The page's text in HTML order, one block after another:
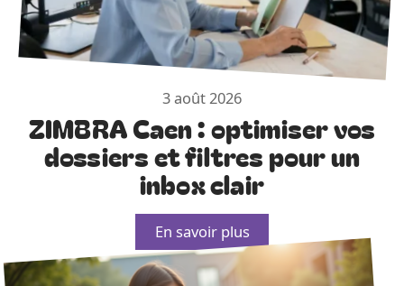
3 août 2026
ZIMBRA Caen : optimiser vos
dossiers et filtres pour un
inbox clair
En savoir plus